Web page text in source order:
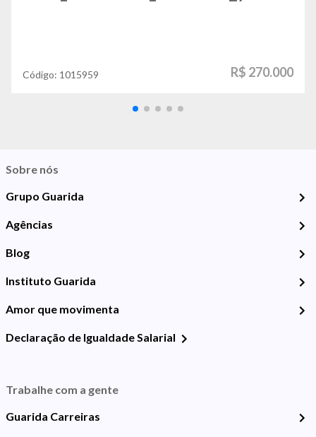
Código: 1015959 R$ 270.000
Sobre nós
Grupo Guarida
Agências
Blog
Instituto Guarida
Amor que movimenta
Declaração de Igualdade Salarial
Trabalhe com a gente
Guarida Carreiras